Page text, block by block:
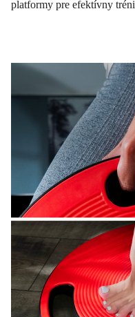
platformy pre efektívny